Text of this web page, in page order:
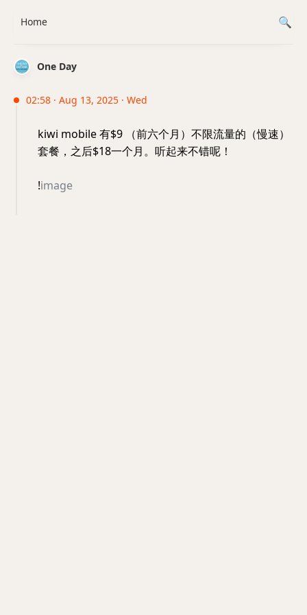
One Day
02:58 · Aug 13, 2025 · Wed
kiwi mobile 有$9 （前六个月）不限流量的（慢速）
套餐，之后$18一个月。听起来不错呢！
!image
Home